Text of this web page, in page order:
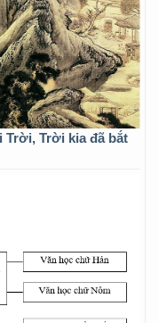
Trời, Trời kia đã bắt